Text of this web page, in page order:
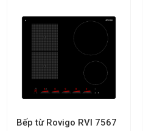
Bếp từ Rovigo RVI 7567